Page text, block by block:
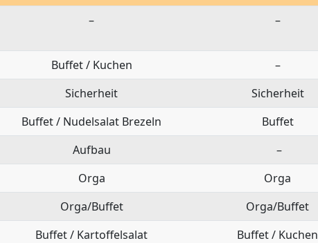
– –
Buffet / Kuchen –
Sicherheit Sicherheit
Buffet / Nudelsalat Brezeln Buffet
Aufbau –
Orga Orga
Orga/Buffet Orga/Buffet
Buffet / Kartoffelsalat Buffet / Kuchen